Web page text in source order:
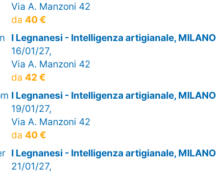
Via A. Manzoni 42
da 40 €
I Legnanesi - Intelligenza artigianale, MILANO
16/01/27,
Via A. Manzoni 42
da 42 €
I Legnanesi - Intelligenza artigianale, MILANO
19/01/27,
Via A. Manzoni 42
da 40 €
I Legnanesi - Intelligenza artigianale, MILANO
21/01/27,